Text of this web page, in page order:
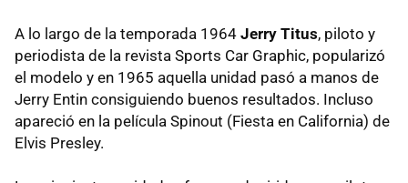
A lo largo de la temporada 1964 Jerry Titus, piloto y
periodista de la revista Sports Car Graphic, popularizó
el modelo y en 1965 aquella unidad pasó a manos de
Jerry Entin consiguiendo buenos resultados. Incluso
apareció en la película Spinout (Fiesta en California) de
Elvis Presley.